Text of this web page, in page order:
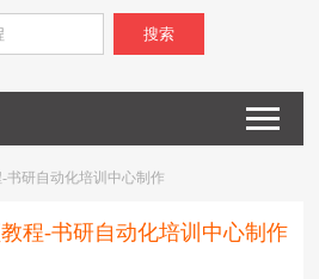
搜索
书研自动化培训中心制作
程-书研自动化培训中心制作